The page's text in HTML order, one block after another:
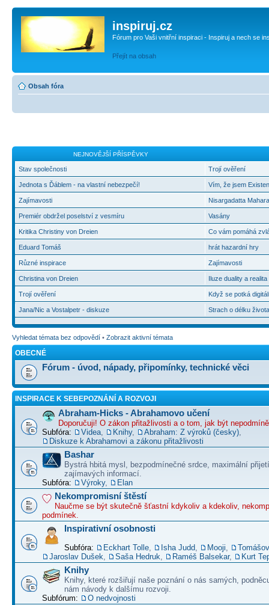
inspiruj.cz
Fórum pro Vaši vnitřní inspiraci - Inspiruj a nech se
Přejít na obsah
Obsah fóra
NEJNOVĚJŠÍ PŘÍSPĚVKY
Stav společnosti
Jednota s Ďáblem - na vlastní nebezpečí!
Zajímavosti
Premiér obdržel poselství z vesmíru
Kritika Christiny von Dreien
Eduard Tomáš
Různé inspirace
Christina von Dreien
Trojí ověření
Jana/Nic a Vostalpetr - diskuze
Trojí ověření
Vím, že jsem
Nisargadatta
Vasány
Co vám pomáhá
hrát hazardní hry
Zajímavosti
Iluze duality a
Když se potká
Strach o délku
Vyhledat témata bez odpovědí • Zobrazit aktivní témata
OBECNÉ
Fórum - úvod, nápady, připomínky, technické věci
INSPIRACE K SEBEPOZNÁNÍ A ROZVOJI
Abraham-Hicks - Abrahamovo učení
Doporučuji! O zákon přitažlivosti a o tom, jak být
Subfóra:
Videa Knihy, Abraham: Z výroků (česky)
Diskuze k Abrahamovi a zákonu přitažlivosti
Bashar
Bystrá hbitá mysl, bezpodmínečné srdce, maximální
zajímavých informací.
Subfóra:
Výroky, Elan
Nekompromisní štěstí
Naučme se být skutečně šťastní kdykoliv a kdekoliv,
podmínek.
Inspirativní osobnosti
Subfóra: Eckhart Tolle Isha Judd Mooji
Jaroslav Dušek
Saša Hedruk Raméš Balsekar, Kurt
Knihy
Knihy, které rozšiřují naše poznání o nás samých,
nám návody k dalšímu rozvoji.
Subfórum:
O nedvojnosti